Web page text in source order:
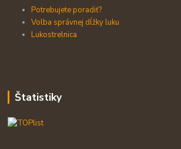
Potrebujete poradiť?
Volba správnej dĺžky luku
Lukostrelnica
Štatistiky